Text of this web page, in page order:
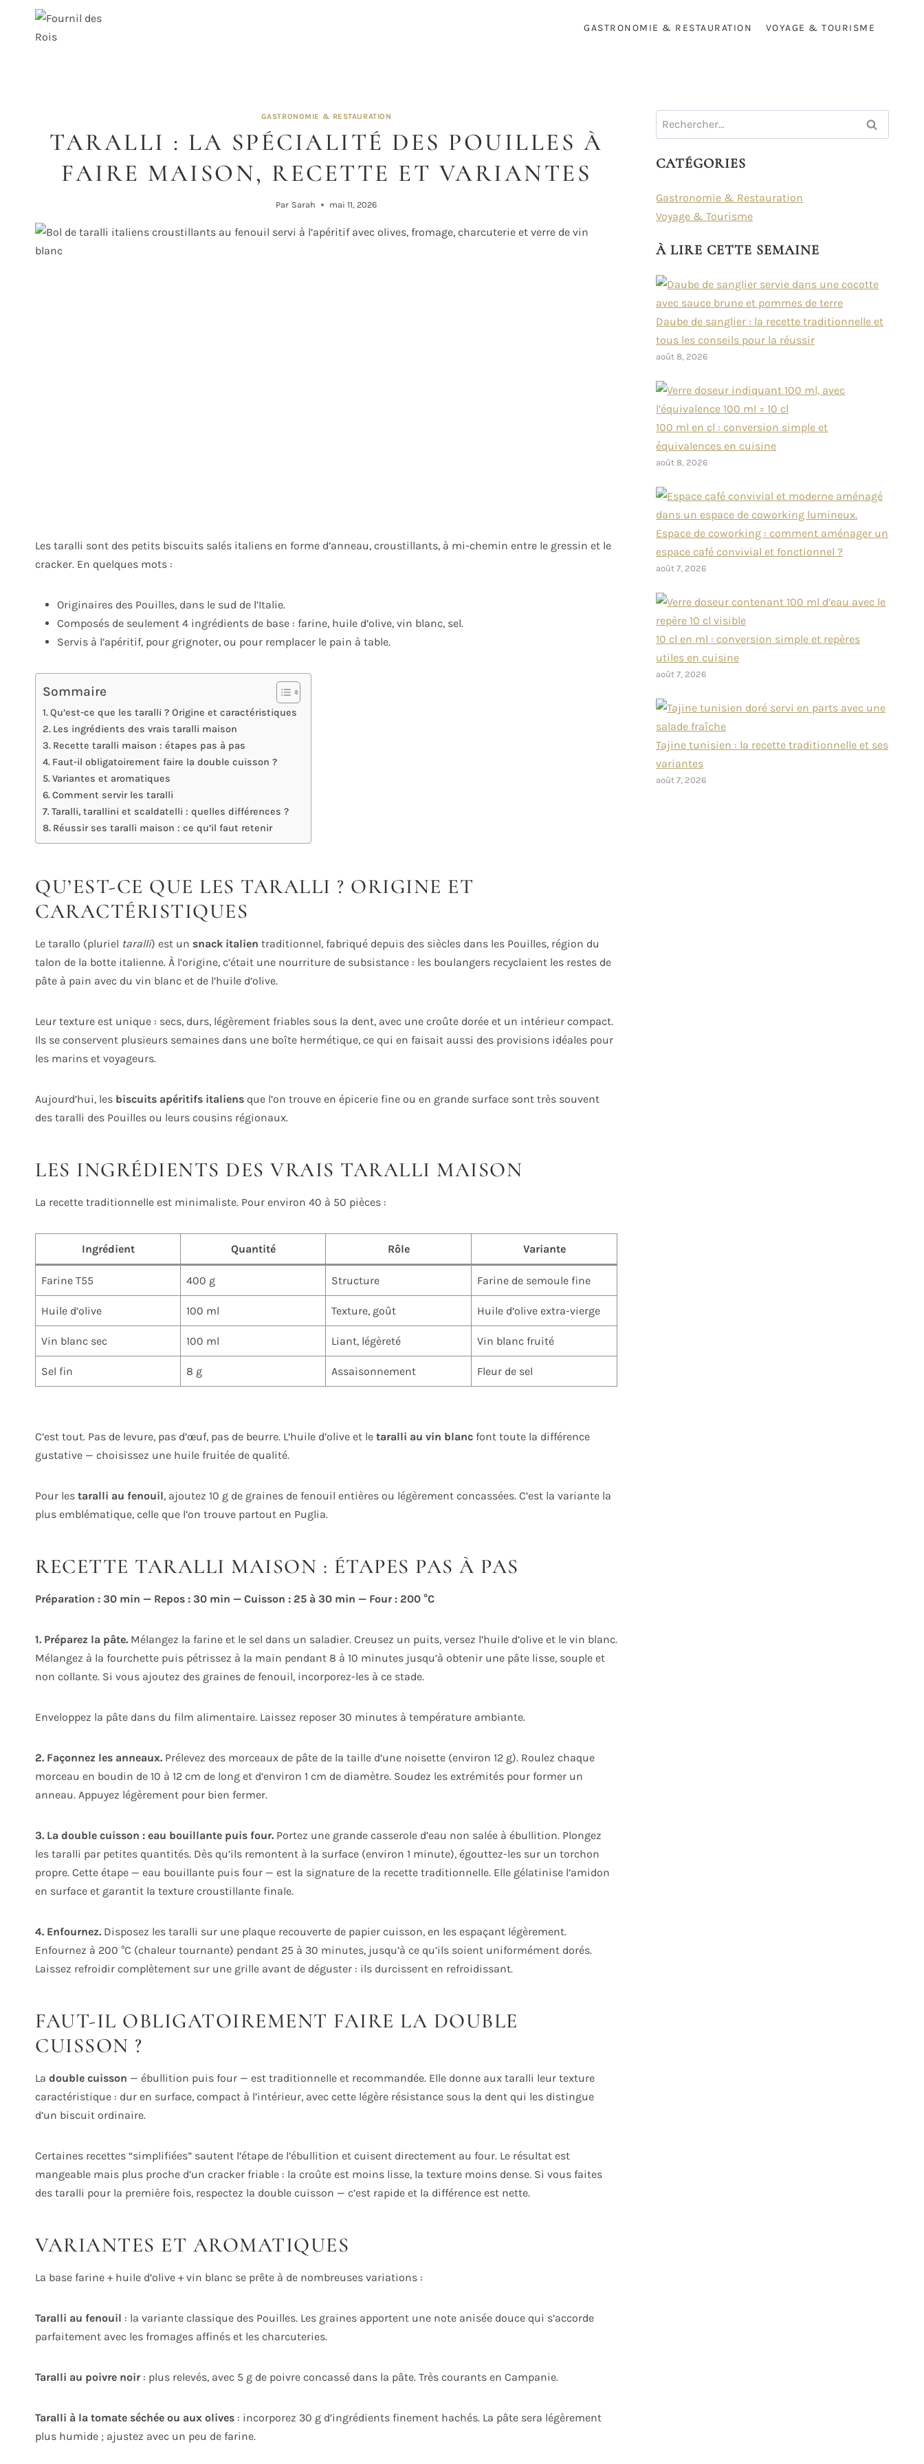
GASTRONOMIE & RESTAURATION VOYAGE & TOURISME
GASTRONOMIE & RESTAURATION
TARALLI : LA SPÉCIALITÉ DES POUILLES À
FAIRE MAISON, RECETTE ET VARIANTES
Par Sarah mai 11, 2026
Les taralli sont des petits biscuits salés italiens en forme d’anneau, croustillants, à mi-chemin entre le gressin et le
cracker. En quelques mots :
Originaires des Pouilles, dans le sud de l’Italie.
Composés de seulement 4 ingrédients de base : farine, huile d’olive, vin blanc, sel.
Servis à l’apéritif, pour grignoter, ou pour remplacer le pain à table.
Sommaire
Qu’est-ce que les taralli ? Origine et caractéristiques
Les ingrédients des vrais taralli maison
Recette taralli maison : étapes pas à pas
Faut-il obligatoirement faire la double cuisson ?
Variantes et aromatiques
Comment servir les taralli
Taralli, tarallini et scaldatelli : quelles différences ?
Réussir ses taralli maison : ce qu’il faut retenir
QU’EST-CE QUE LES TARALLI ? ORIGINE ET
CARACTÉRISTIQUES
Le tarallo (pluriel taralli) est un snack italien traditionnel, fabriqué depuis des siècles dans les Pouilles, région du
talon de la botte italienne. À l’origine, c’était une nourriture de subsistance : les boulangers recyclaient les restes de
pâte à pain avec du vin blanc et de l’huile d’olive.
Leur texture est unique : secs, durs, légèrement friables sous la dent, avec une croûte dorée et un intérieur compact.
Ils se conservent plusieurs semaines dans une boîte hermétique, ce qui en faisait aussi des provisions idéales pour
les marins et voyageurs.
Aujourd’hui, les biscuits apéritifs italiens que l’on trouve en épicerie fine ou en grande surface sont très souvent
des taralli des Pouilles ou leurs cousins régionaux.
LES INGRÉDIENTS DES VRAIS TARALLI MAISON
La recette traditionnelle est minimaliste. Pour environ 40 à 50 pièces :
Ingrédient Quantité Rôle Variante
Farine T55 400 g Structure Farine de semoule fine
Huile d’olive 100 ml Texture, goût Huile d’olive extra-vierge
Vin blanc sec 100 ml Liant, légèreté Vin blanc fruité
Sel fin 8 g Assaisonnement Fleur de sel
C’est tout. Pas de levure, pas d’œuf, pas de beurre. L’huile d’olive et le taralli au vin blanc font toute la différence
gustative — choisissez une huile fruitée de qualité.
Pour les taralli au fenouil, ajoutez 10 g de graines de fenouil entières ou légèrement concassées. C’est la variante la
plus emblématique, celle que l’on trouve partout en Puglia.
RECETTE TARALLI MAISON : ÉTAPES PAS À PAS
Préparation : 30 min — Repos : 30 min — Cuisson : 25 à 30 min — Four : 200 °C
1. Préparez la pâte. Mélangez la farine et le sel dans un saladier. Creusez un puits, versez l’huile d’olive et le vin blanc.
Mélangez à la fourchette puis pétrissez à la main pendant 8 à 10 minutes jusqu’à obtenir une pâte lisse, souple et
non collante. Si vous ajoutez des graines de fenouil, incorporez-les à ce stade.
Enveloppez la pâte dans du film alimentaire. Laissez reposer 30 minutes à température ambiante.
2. Façonnez les anneaux. Prélevez des morceaux de pâte de la taille d’une noisette (environ 12 g). Roulez chaque
morceau en boudin de 10 à 12 cm de long et d’environ 1 cm de diamètre. Soudez les extrémités pour former un
anneau. Appuyez légèrement pour bien fermer.
3. La double cuisson : eau bouillante puis four. Portez une grande casserole d’eau non salée à ébullition. Plongez
les taralli par petites quantités. Dès qu’ils remontent à la surface (environ 1 minute), égouttez-les sur un torchon
propre. Cette étape — eau bouillante puis four — est la signature de la recette traditionnelle. Elle gélatinise l’amidon
en surface et garantit la texture croustillante finale.
4. Enfournez. Disposez les taralli sur une plaque recouverte de papier cuisson, en les espaçant légèrement.
Enfournez à 200 °C (chaleur tournante) pendant 25 à 30 minutes, jusqu’à ce qu’ils soient uniformément dorés.
Laissez refroidir complètement sur une grille avant de déguster : ils durcissent en refroidissant.
FAUT-IL OBLIGATOIREMENT FAIRE LA DOUBLE
CUISSON ?
La double cuisson — ébullition puis four — est traditionnelle et recommandée. Elle donne aux taralli leur texture
caractéristique : dur en surface, compact à l’intérieur, avec cette légère résistance sous la dent qui les distingue
d’un biscuit ordinaire.
Certaines recettes “simplifiées” sautent l’étape de l’ébullition et cuisent directement au four. Le résultat est
mangeable mais plus proche d’un cracker friable : la croûte est moins lisse, la texture moins dense. Si vous faites
des taralli pour la première fois, respectez la double cuisson — c’est rapide et la différence est nette.
VARIANTES ET AROMATIQUES
La base farine + huile d’olive + vin blanc se prête à de nombreuses variations :
Taralli au fenouil : la variante classique des Pouilles. Les graines apportent une note anisée douce qui s’accorde
parfaitement avec les fromages affinés et les charcuteries.
Taralli au poivre noir: plus relevés, avec 5 g de poivre concassé dans la pâte. Très courants en Campanie.
Taralli à la tomate séchée ou aux olives : incorporez 30 g d’ingrédients finement hachés. La pâte sera légèrement
plus humide ; ajustez avec un peu de farine.
Rechercher :
CATÉGORIES
Gastronomie & Restauration
Voyage & Tourisme
À LIRE CETTE SEMAINE
Daube de sanglier : la recette traditionnelle et
tous les conseils pour la réussir
août 8, 2026
100 ml en cl : conversion simple et
équivalences en cuisine
août 8, 2026
Espace de coworking : comment aménager un
espace café convivial et fonctionnel ?
août 7, 2026
10 cl en ml : conversion simple et repères
utiles en cuisine
août 7, 2026
Tajine tunisien : la recette traditionnelle et ses
variantes
août 7, 2026